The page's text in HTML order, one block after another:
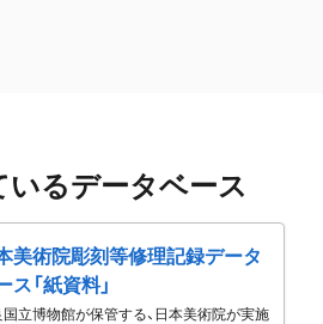
いるデータベース
美術院彫刻等修理記録データ
ス「紙資料」
国立博物館が保管する、日本美術院が実施